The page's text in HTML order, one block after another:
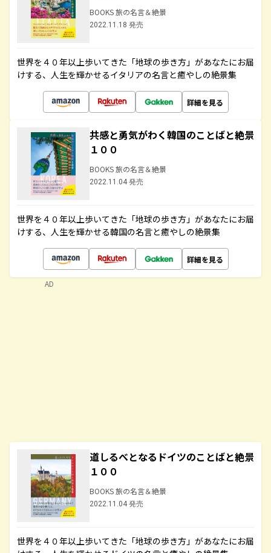
BOOKS 旅の名言＆絶景
2022.11.18 発売
世界を４０年以上歩いてきた「地球の歩き方」があなたにお届
けする、人生を輝かせるイタリアの名言と癒やしの絶景集
詳細を見る
共感と勇気がわく韓国のことばと絶景
１００
BOOKS 旅の名言＆絶景
2022.11.04 発売
世界を４０年以上歩いてきた「地球の歩き方」があなたにお届
けする、人生を輝かせる韓国の名言と癒やしの絶景集
詳細を見る
道しるべとなるドイツのことばと絶景
１００
BOOKS 旅の名言＆絶景
2022.11.04 発売
世界を４０年以上歩いてきた「地球の歩き方」があなたにお届
AD